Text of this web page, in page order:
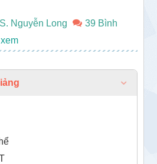
Nguyễn Long
39 Bình